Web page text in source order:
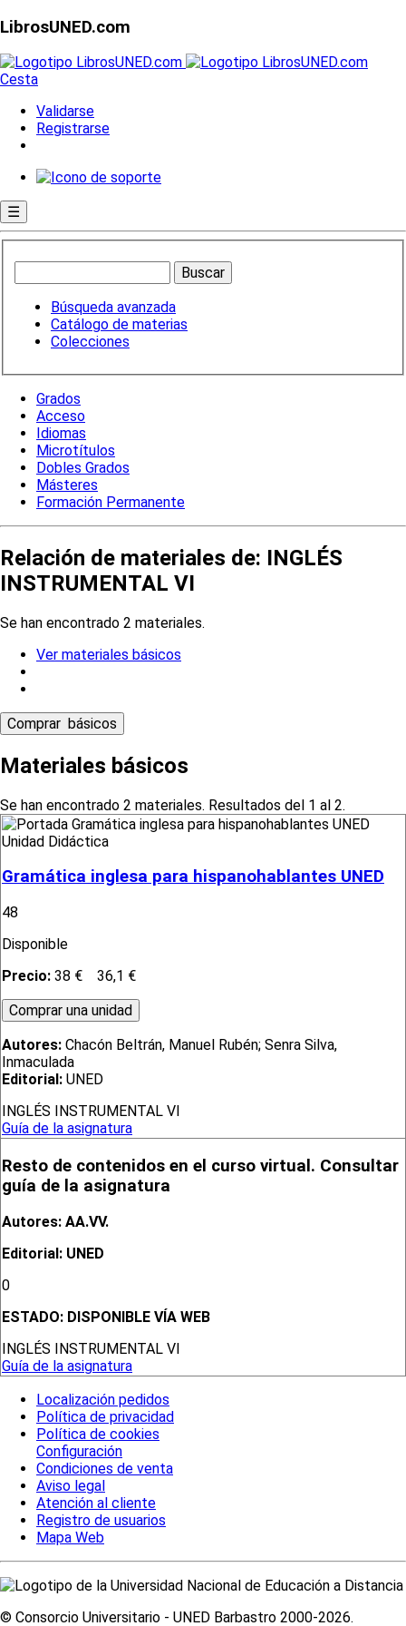
LibrosUNED.com
Cesta
Validarse
Registrarse
☰
Búsqueda avanzada
Catálogo de materias
Colecciones
Grados
Acceso
Idiomas
Microtítulos
Dobles Grados
Másteres
Formación Permanente
Relación de materiales de: INGLÉS
INSTRUMENTAL VI
Se han encontrado 2 materiales.
Ver materiales básicos
Materiales básicos
Se han encontrado 2 materiales. Resultados del 1 al 2.
Unidad Didáctica
Gramática inglesa para hispanohablantes UNED
48
Disponible
Precio: 38 € 36,1 €
Autores: Chacón Beltrán, Manuel Rubén; Senra Silva,
Inmaculada
Editorial: UNED
INGLÉS INSTRUMENTAL VI
Guía de la asignatura
Resto de contenidos en el curso virtual. Consultar
guía de la asignatura
Autores: AA.VV.
Editorial: UNED
0
ESTADO: DISPONIBLE VÍA WEB
INGLÉS INSTRUMENTAL VI
Guía de la asignatura
Localización pedidos
Política de privacidad
Política de cookies
Configuración
Condiciones de venta
Aviso legal
Atención al cliente
Registro de usuarios
Mapa Web
© Consorcio Universitario - UNED Barbastro 2000-2026.